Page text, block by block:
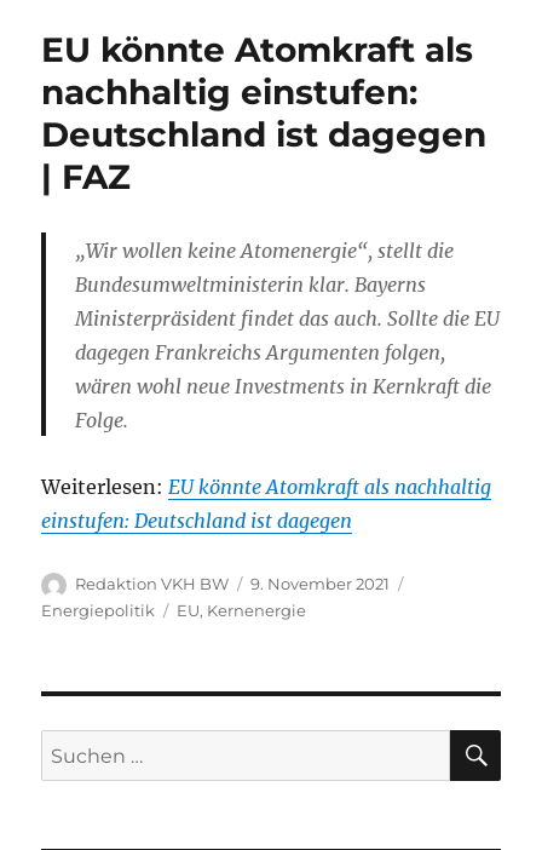
EU könnte Atomkraft als
nachhaltig einstufen:
Deutschland ist dagegen
| FAZ
„Wir wollen keine Atomenergie“, stellt die
Bundesumweltministerin klar. Bayerns
Ministerpräsident findet das auch. Sollte die EU
dagegen Frankreichs Argumenten folgen,
wären wohl neue Investments in Kernkraft die
Folge.
Weiterlesen:EU könnte Atomkraft als nachhaltig
einstufen: Deutschland ist dagegen
Autor
Redaktion VKH BW
Veröffentlicht
am
9. November 2021
Energiepolitik
Schlagwörter
EU, Kernenergie
Suche
nach: